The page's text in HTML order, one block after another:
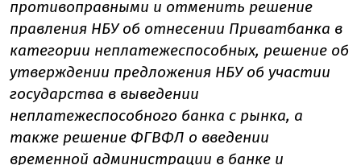
противоправными и отменить решение
правления НБУ об отнесении Приватбанка в
категории неплатежеспособных, решение об
утверждении предложения НБУ об участии
государства в выведении
неплатежеспособного банка с рынка, а
также решение ФГВФЛ о введении
временной администрации в банке и